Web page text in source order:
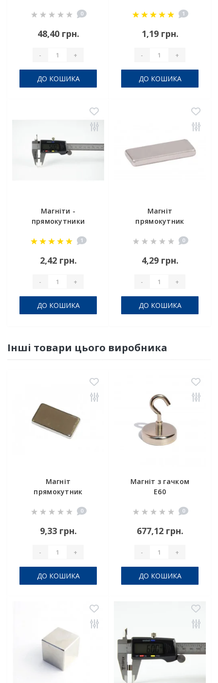
0
48,40 грн.
- +
ДО КОШИКА
1
1,19 грн.
- +
ДО КОШИКА
Магніти -
прямокутники
1
2,42 грн.
- +
ДО КОШИКА
Магніт
прямокутник
0
4,29 грн.
- +
ДО КОШИКА
Інші товари цього виробника
Магніт
прямокутник
0
9,33 грн.
- +
ДО КОШИКА
Магніт з гачком
E60
0
677,12 грн.
- +
ДО КОШИКА